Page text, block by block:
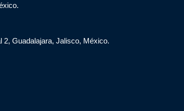
2, Guadalajara, Jalisco, México.